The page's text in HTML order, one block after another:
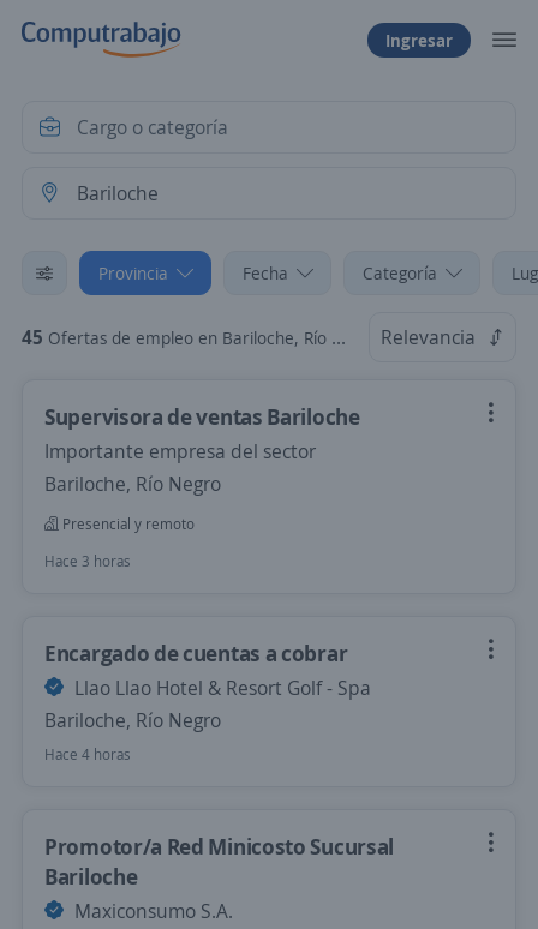
Ingresar
Provincia Fecha Categoría
45 Ofertas de empleo en Bariloche, Río Negro Relevancia
Supervisora de ventas Bariloche
Importante empresa del sector
Bariloche, Río Negro
Presencial y remoto
Hace 3 horas
Encargado de cuentas a cobrar
Llao Llao Hotel & Resort Golf - Spa
Bariloche, Río Negro
Hace 4 horas
Promotor/a Red Minicosto Sucursal
Bariloche
Maxiconsumo S.A.